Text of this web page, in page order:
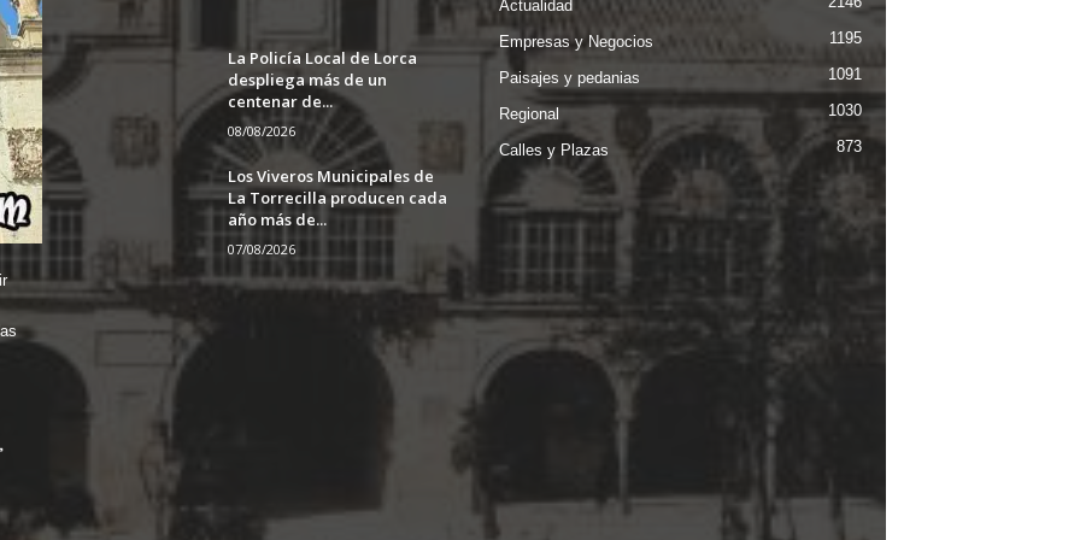
La Policía Local de Lorca
despliega más de un
centenar de...
08/08/2026
Los Viveros Municipales de
La Torrecilla producen cada
año más de...
07/08/2026
Actualidad
Empresas y Negocios 1195
Paisajes y pedanias 1091
Regional 1030
Calles y Plazas 873